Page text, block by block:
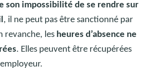
son impossibilité de se rendre sur
, il ne peut pas être sanctionné par
revanche, les heures d’absence ne
. Elles peuvent être récupérées